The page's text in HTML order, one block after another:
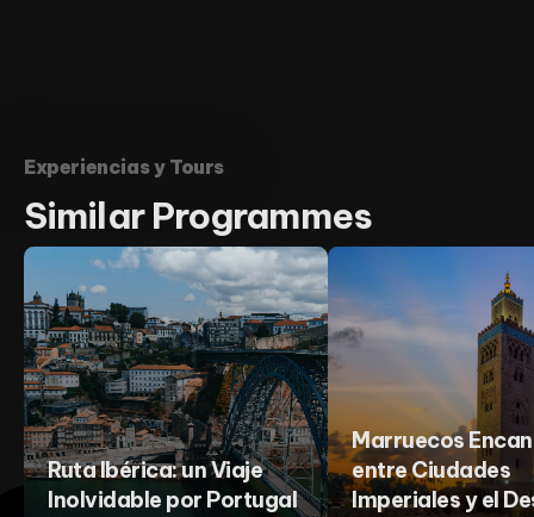
Experiencias y Tours
SimilarProgrammes
Ruta Ibérica: un Viaje
Inolvidable por Portugal
Marruecos
entre Ciudades
Imperiales y el